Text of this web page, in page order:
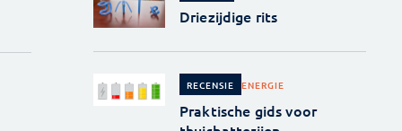
Driezijdige rits
RECENSIE ENERGIE
Praktische gids voor